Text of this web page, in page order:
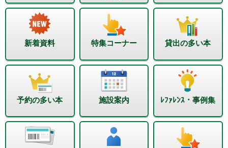
新着資料 特集コーナー 貸出の多い本
予約の多い本 施設案内 ﾚﾌｧﾚﾝｽ・事例集